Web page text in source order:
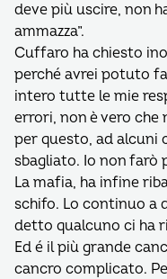
deve più uscire, non
ammazza”.
Cuffaro ha chiesto
perché avrei potuto
intero tutte le mie
errori, non è vero che
per questo, ad alcuni
sbagliato. Io non farò
La mafia, ha infine
schifo. Lo continuo a
detto qualcuno ci ha
Ed é il più grande
cancro complicato.